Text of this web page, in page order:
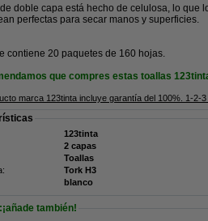
doble capa está hecho de celulosa, lo que
perfectas para secar manos y superficies.
contiene 20 paquetes de 160 hojas.
que compres estas toallas
marca 123tinta incluye garantía del 100%. 1-2-
123tinta
2 capas
Toallas
Tork H3
blanco
también!